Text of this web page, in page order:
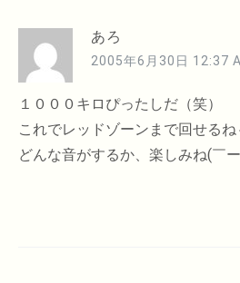
あろ
2005年6月30日 12:37
１０００キロぴったしだ（笑）
これでレッドゾーンまで回せるね
どんな音がするか、楽しみね(￣